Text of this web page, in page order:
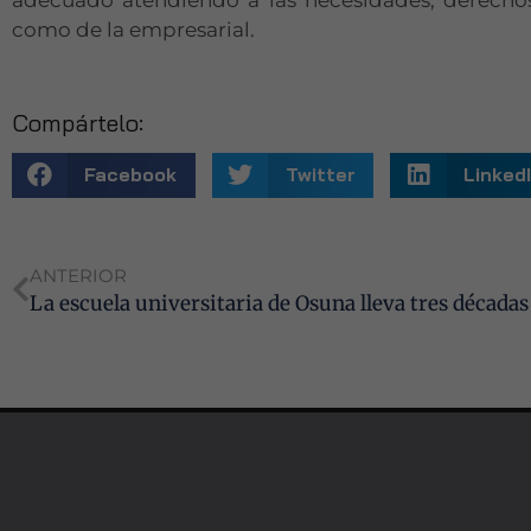
como de la empresarial.
Compártelo:
Facebook Twitter
ANTERIOR